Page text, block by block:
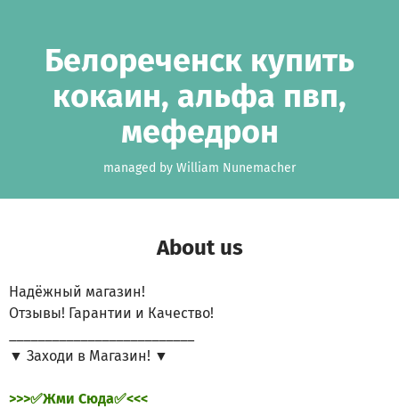
Белореченск купить
кокаин, альфа пвп,
мефедрон
managed by William Nunemacher
About us
Надёжный магазин!
Отзывы! Гарантии и Качество!
▼ Заходи в Магазин! ▼
>>>✅Жми Сюда✅<<<